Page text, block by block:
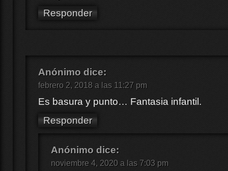
Responder
Anónimo dice:
febrero 2, 2018 a las 11:27 pm
Es basura y punto… Fantasia infantil.
Responder
Anónimo dice:
noviembre 4, 2020 a las 7:03 pm